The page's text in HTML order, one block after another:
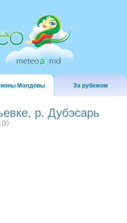
Молдовы За рубежом
р. Дубэсарь